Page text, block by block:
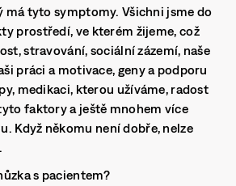
má tyto symptomy. Všichni jsme do
prostředí, ve kterém žijeme, což
stravování, sociální zázemí, naše
práci a motivace, geny a podporu
medikaci, kterou užíváme, radost
faktory a ještě mnohem více
Když někomu není dobře, nelze
s pacientem?